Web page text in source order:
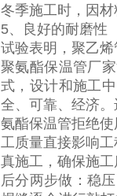
冬季施工时，因
5、良好的耐磨性
试验表明，聚乙
聚氨酯保温管厂
式，设计和施工
全、可靠、经济
氨酯保温管拒绝
工质量直接影响
真施工，确保施
后分两步做：稳压